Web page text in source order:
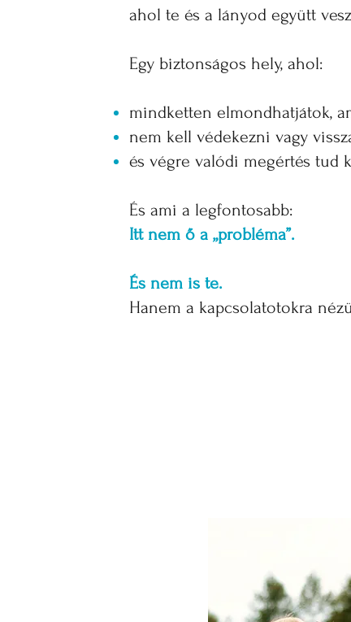
ahol te és a lányod együtt
Egy biztonságos hely, ahol:
mindketten elmondhatjátok,
nem kell védekezni vagy
és végre valódi megértés tud
És ami a legfontosabb:
Itt nem ő a „probléma”.
És nem is te.
Hanem a kapcsolatotokra